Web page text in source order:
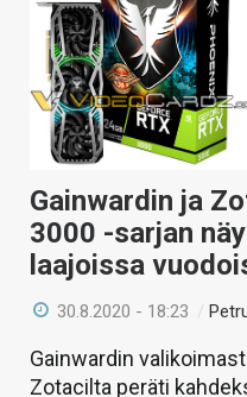
Gainwardin ja
3000 -sarjan
laajoissa
30.8.2020 - 18:23 /
Gainwardin
Zotacilta peräti